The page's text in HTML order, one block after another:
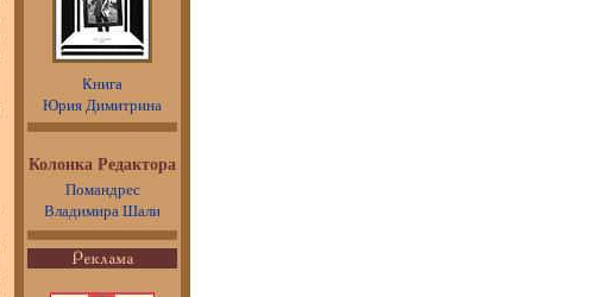
Книга
Юрия Димитрина
Колонка Редактора
Помандрес
Владимира Шали